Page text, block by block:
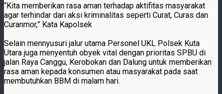
“Kita memberikan rasa aman terhadap aktifitas masyarakat
agar terhindar dari aksi kriminalitas seperti Curat, Curas dan
Curanmor,” Kata Kapolsek
Selain mennyusuri jalur utama Personel UKL Polsek Kuta
Utara juga menyentuh obyek vital dengan prioritas SPBU di
jalan Raya Canggu, Kerobokan dan Dalung untuk memberikan
rasa aman kepada konsumen atau masyarakat pada saat
membutuhkan BBM di malam hari.